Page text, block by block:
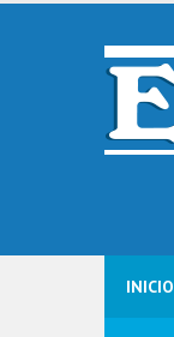
Skip
INICIO